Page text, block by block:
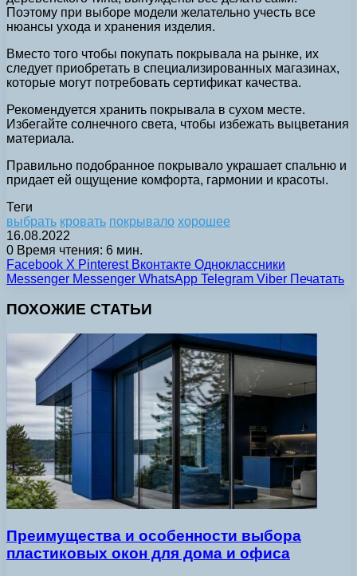
Поэтому при выборе модели желательно учесть все
нюансы ухода и хранения изделия.
Вместо того чтобы покупать покрывала на рынке, их
следует приобретать в специализированных магазинах,
которые могут потребовать сертификат качества.
Рекомендуется хранить покрывала в сухом месте.
Избегайте солнечного света, чтобы избежать выцветания
материала.
Правильно подобранное покрывало украшает спальню и
придает ей ощущение комфорта, гармонии и красоты.
Теги
выбрать кровать покрывало хорошее
16.08.2022
0 Время чтения: 6 мин.
Facebook X Pinterest Вконтакте Одноклассники
Messenger Messenger WhatsApp Telegram Viber Печатать
ПОХОЖИЕ СТАТЬИ
Преимущества и особенности выбора
пластиковых окон для дома и офиса